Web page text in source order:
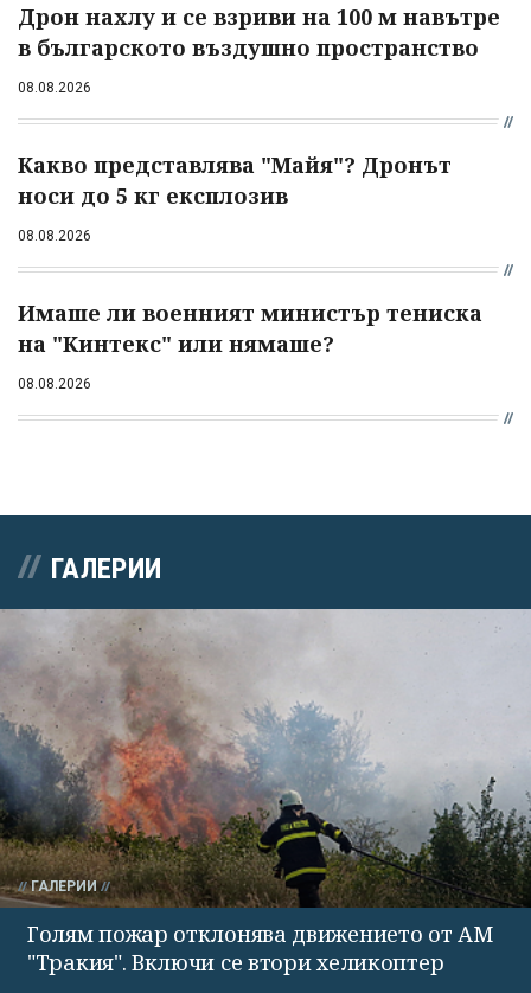
Дрон нахлу и се взриви на 100 м навътре
в българското въздушно пространство
08.08.2026
Какво представлява "Майя"? Дронът
носи до 5 кг експлозив
08.08.2026
Имаше ли военният министър тениска
на "Кинтекс" или нямаше?
08.08.2026
ГАЛЕРИИ
ГАЛЕРИИ
Голям пожар отклонява движението от АМ
"Тракия". Включи се втори хеликоптер